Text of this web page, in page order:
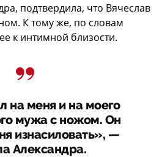
подтвердила, что Вячеслав
К тому же, по словам
к интимной близости.
на меня и на моего
мужа с ножом. Он
изнасиловать», —
Александра.